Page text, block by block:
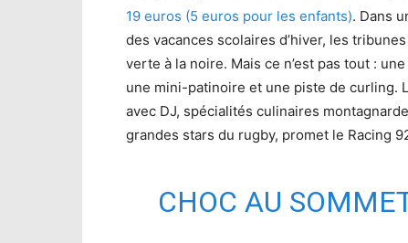
19 euros (5 euros pour les enfants). Dans
des vacances scolaires d’hiver, les
verte à la noire. Mais ce n’est pas tout :
une mini-patinoire et une piste de curling.
avec DJ, spécialités culinaires
grandes stars du rugby, promet le Racing
CHOC AU